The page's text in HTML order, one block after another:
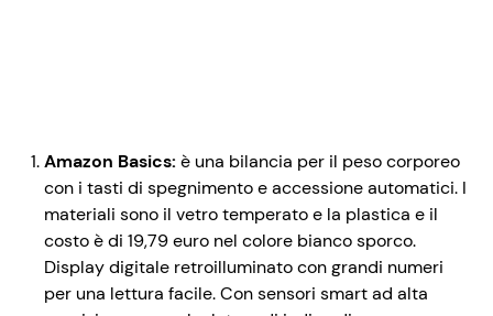
Amazon Basics: è una bilancia per il peso corporeo
con i tasti di spegnimento e accessione automatici. I
materiali sono il vetro temperato e la plastica e il
costo è di 19,79 euro nel colore bianco sporco.
Display digitale retroilluminato con grandi numeri
per una lettura facile. Con sensori smart ad alta